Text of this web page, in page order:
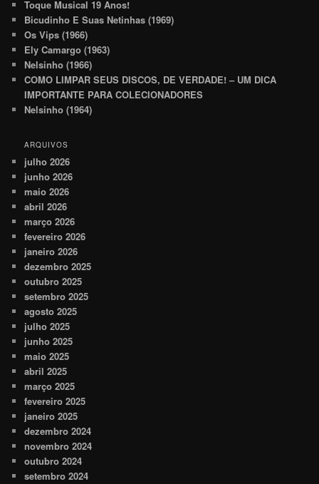
Toque Musical 19 Anos!
Bicudinho E Suas Netinhas (1969)
Os Vips (1966)
Ely Camargo (1963)
Nelsinho (1966)
COMO LIMPAR SEUS DISCOS, DE VERDADE! – UM DICA
IMPORTANTE PARA COLECIONADORES
Nelsinho (1964)
ARQUIVOS
julho 2026
junho 2026
maio 2026
abril 2026
março 2026
fevereiro 2026
janeiro 2026
dezembro 2025
outubro 2025
setembro 2025
agosto 2025
julho 2025
junho 2025
maio 2025
abril 2025
março 2025
fevereiro 2025
janeiro 2025
dezembro 2024
novembro 2024
outubro 2024
setembro 2024